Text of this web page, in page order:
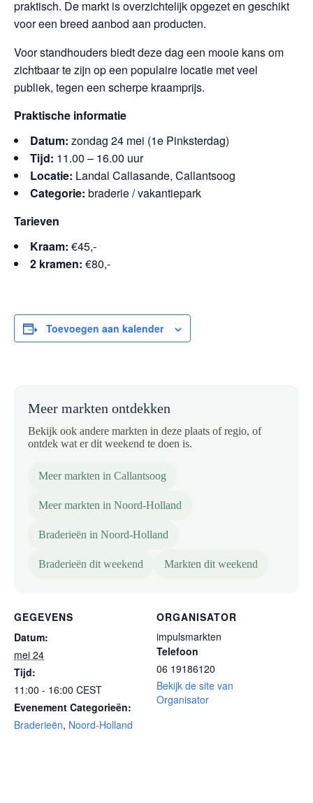
praktisch. De markt is overzichtelijk opgezet en geschikt
voor een breed aanbod aan producten.
Voor standhouders biedt deze dag een mooie kans om
zichtbaar te zijn op een populaire locatie met veel
publiek, tegen een scherpe kraamprijs.
Praktische informatie
Datum: zondag 24 mei (1e Pinksterdag)
Tijd: 11.00 – 16.00 uur
Locatie: Landal Callasande, Callantsoog
Categorie: braderie / vakantiepark
Tarieven
Kraam: €45,-
2 kramen: €80,-
Toevoegen aan kalender
Meer markten ontdekken
Bekijk ook andere markten in deze plaats of regio, of
ontdek wat er dit weekend te doen is.
Meer markten in Callantsoog
Meer markten in Noord-Holland
Braderieën in Noord-Holland
Braderieën dit weekend Markten dit weekend
GEGEVENS
Datum:
mei 24
Tijd:
11:00 - 16:00 CEST
Evenement Categorieën:
Braderieën, Noord-Holland
ORGANISATOR
impulsmarkten
Telefoon
06 19186120
Bekijk de site van
Organisator